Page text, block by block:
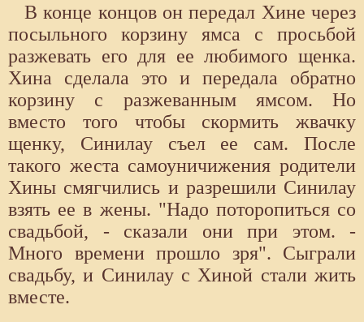
В конце концов он передал Хине через
посыльного корзину ямса с просьбой
разжевать его для ее любимого щенка.
Хина сделала это и передала обратно
корзину с разжеванным ямсом. Но
вместо того чтобы скормить жвачку
щенку, Синилау съел ее сам. После
такого жеста самоуничижения родители
Хины смягчились и разрешили Синилау
взять ее в жены. "Надо поторопиться со
свадьбой, - сказали они при этом. -
Много времени прошло зря". Сыграли
свадьбу, и Синилау с Хиной стали жить
вместе.